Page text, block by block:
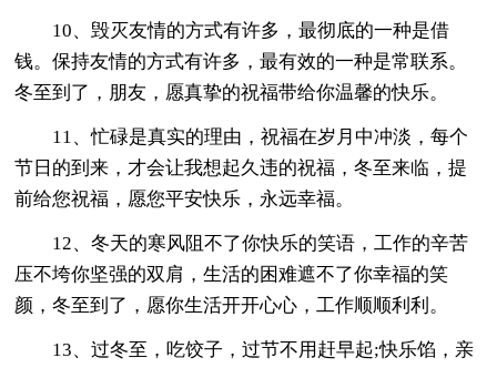
10、毁灭友情的方式有许多，最彻底的一种是借
钱。保持友情的方式有许多，最有效的一种是常联系。
冬至到了，朋友，愿真挚的祝福带给你温馨的快乐。
11、忙碌是真实的理由，祝福在岁月中冲淡，每个
节日的到来，才会让我想起久违的祝福，冬至来临，提
前给您祝福，愿您平安快乐，永远幸福。
12、冬天的寒风阻不了你快乐的笑语，工作的辛苦
压不垮你坚强的双肩，生活的困难遮不了你幸福的笑
颜，冬至到了，愿你生活开开心心，工作顺顺利利。
13、过冬至，吃饺子，过节不用赶早起;快乐馅，亲